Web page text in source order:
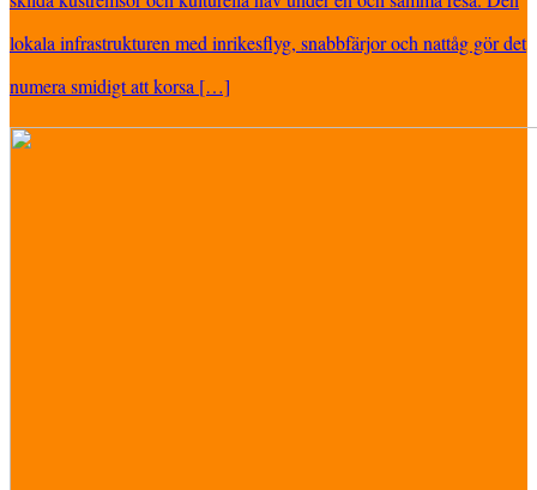
lokala infrastrukturen med inrikesflyg, snabbfärjor och nattåg gör det
numera smidigt att korsa […]